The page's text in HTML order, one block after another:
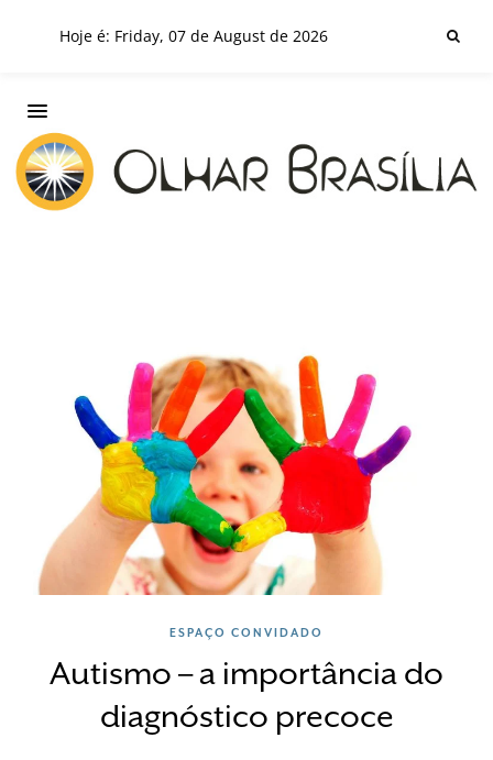
Hoje é: Friday, 07 de August de 2026
ESPAÇO CONVIDADO
Autismo – a importância do
diagnóstico precoce